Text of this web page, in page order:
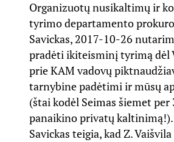
Organizuotų nusikaltimų ir
tyrimo departamento
Savickas, 2017-10-26
pradėti ikiteisminį tyrimą dėl
prie KAM vadovų
tarnybine padėtimi ir mūsų
(štai kodėl Seimas šiemet
panaikino privatų kaltinimą!).
Savickas teigia, kad Z.